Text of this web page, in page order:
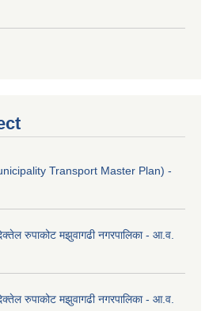
Transport Master Plan) -
रुपाकोट मझुवागढी नगरपालिका - आ.व.
रुपाकोट मझुवागढी नगरपालिका - आ.व.